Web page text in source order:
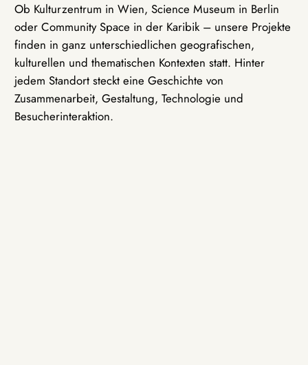
Ob Kulturzentrum in Wien, Science Museum in Berlin
oder Community Space in der Karibik – unsere Projekte
finden in ganz unterschiedlichen geografischen,
kulturellen und thematischen Kontexten statt. Hinter
jedem Standort steckt eine Geschichte von
Zusammenarbeit, Gestaltung, Technologie und
Besucherinteraktion.